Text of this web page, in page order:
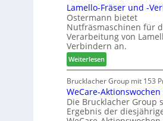
i
n
e
r
G
e
s
c
h
ä
f
t
s
s
z
e
i
c
h
n
u
n
g
e
Lamello-Fräser und -
Ostermann bietet
Nutfräsmaschinen für
Verarbeitung von
Verbindern an.
Weiterlesen:
L
a
m
e
l
Brucklacher Group mit 153
WeCare-Aktionswochen
Die Brucklacher Group
Ergebnis der